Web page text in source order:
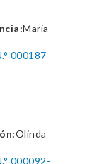
Maria
000187-
Olinda
000092-